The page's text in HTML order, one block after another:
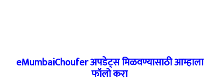
eMumbaiChoufer अपडेट्स मिळवण्यासाठी आम्हाला
फॉलो करा